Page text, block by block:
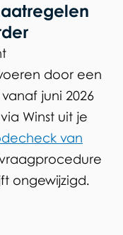
door een
juni 2026
Winst uit je
van
ongewijzigd.